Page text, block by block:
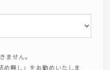
ません。
無し」をお勧めいたしま